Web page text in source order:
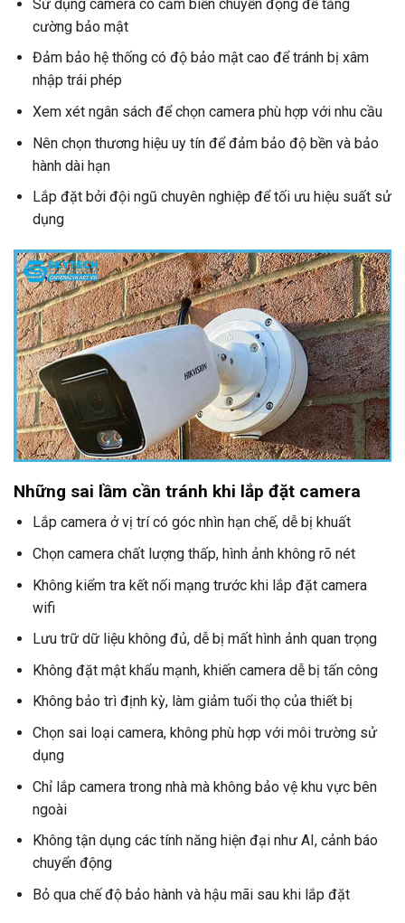
Sử dụng camera có cảm biến chuyển động để tăng
cường bảo mật
Đảm bảo hệ thống có độ bảo mật cao để tránh bị xâm
nhập trái phép
Xem xét ngân sách để chọn camera phù hợp với nhu cầu
Nên chọn thương hiệu uy tín để đảm bảo độ bền và bảo
hành dài hạn
Lắp đặt bởi đội ngũ chuyên nghiệp để tối ưu hiệu suất sử
dụng
Những sai lầm cần tránh khi lắp đặt camera
Lắp camera ở vị trí có góc nhìn hạn chế, dễ bị khuất
Chọn camera chất lượng thấp, hình ảnh không rõ nét
Không kiểm tra kết nối mạng trước khi lắp đặt camera
wifi
Lưu trữ dữ liệu không đủ, dễ bị mất hình ảnh quan trọng
Không đặt mật khẩu mạnh, khiến camera dễ bị tấn công
Không bảo trì định kỳ, làm giảm tuổi thọ của thiết bị
Chọn sai loại camera, không phù hợp với môi trường sử
dụng
Chỉ lắp camera trong nhà mà không bảo vệ khu vực bên
ngoài
Không tận dụng các tính năng hiện đại như AI, cảnh báo
chuyển động
Bỏ qua chế độ bảo hành và hậu mãi sau khi lắp đặt